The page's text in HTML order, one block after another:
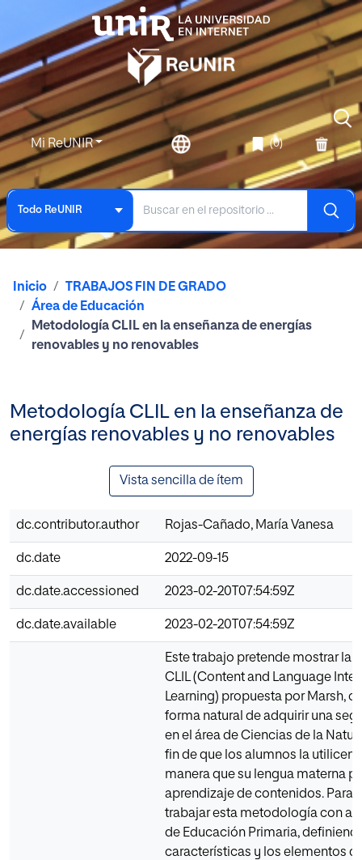
Mi ReUNIR (0)
Todo ReUNIR
Inicio
TRABAJOS FIN DE GRADO
Área de Educación
Metodología CLIL en la enseñanza de energías
renovables y no renovables
Metodología CLIL en la enseñanza de
energías renovables y no renovables
Vista sencilla de ítem
dc.contributor.author Rojas-Cañado, María Vanesa
dc.date 2022-09-15
dc.date.accessioned 2023-02-20T07:54:59Z
dc.date.available 2023-02-20T07:54:59Z
Este trabajo pretende mostrar la
CLIL (Content and Language
Learning) propuesta por Marsh,
forma natural de adquirir una
en el área de Ciencias de la
fin de que los alumnos la utilicen
manera que su lengua materna
aprendizaje de contenidos. Para
trabajar esta metodología con
de Educación Primaria,
características y los elementos